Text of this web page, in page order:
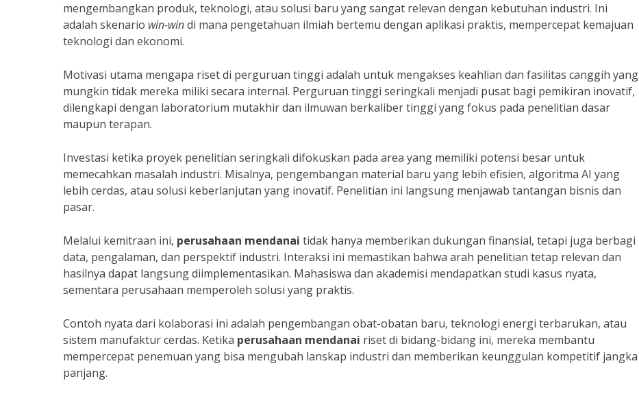
mengembangkan produk, teknologi, atau solusi baru yang sangat relevan dengan kebutuhan industri. Ini
adalah skenario win-windi mana pengetahuan ilmiah bertemu dengan aplikasi praktis, mempercepat kemajuan
teknologi dan ekonomi.
Motivasi utama mengapa riset di perguruan tinggi adalah untuk mengakses keahlian dan fasilitas canggih yang
mungkin tidak mereka miliki secara internal. Perguruan tinggi seringkali menjadi pusat bagi pemikiran inovatif,
dilengkapi dengan laboratorium mutakhir dan ilmuwan berkaliber tinggi yang fokus pada penelitian dasar
maupun terapan.
Investasi ketika proyek penelitian seringkali difokuskan pada area yang memiliki potensi besar untuk
memecahkan masalah industri. Misalnya, pengembangan material baru yang lebih efisien, algoritma AI yang
lebih cerdas, atau solusi keberlanjutan yang inovatif. Penelitian ini langsung menjawab tantangan bisnis dan
pasar.
Melalui kemitraan ini, perusahaan mendanai tidak hanya memberikan dukungan finansial, tetapi juga berbagi
data, pengalaman, dan perspektif industri. Interaksi ini memastikan bahwa arah penelitian tetap relevan dan
hasilnya dapat langsung diimplementasikan. Mahasiswa dan akademisi mendapatkan studi kasus nyata,
sementara perusahaan memperoleh solusi yang praktis.
Contoh nyata dari kolaborasi ini adalah pengembangan obat-obatan baru, teknologi energi terbarukan, atau
sistem manufaktur cerdas. Ketika perusahaan mendanai riset di bidang-bidang ini, mereka membantu
mempercepat penemuan yang bisa mengubah lanskap industri dan memberikan keunggulan kompetitif jangka
panjang.